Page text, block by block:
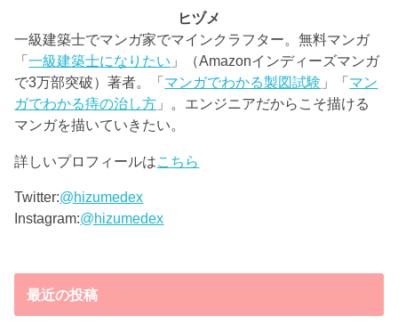
ヒヅメ
一級建築士でマンガ家でマインクラフター。無料マンガ
「一級建築士になりたい 」（Amazonインディーズマンガ
で3万部突破）著者。「マンガでわかる製図試験 」「マン
ガでわかる痔の治し方 」。エンジニアだからこそ描ける
マンガを描いていきたい。
詳しいプロフィールはこちら
Twitter:@hizumedex
Instagram:@hizumedex
最近の投稿